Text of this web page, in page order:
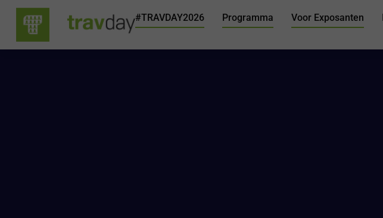
#TRAVDAY2026 Programma Voor Exposanten